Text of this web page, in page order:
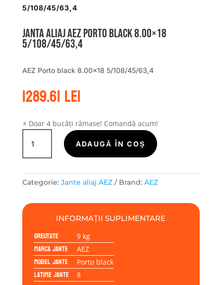
5/108/45/63,4
Janta aliaj AEZ Porto black 8.00×18
5/108/45/63,4
AEZ Porto black 8.00×18 5/108/45/63,4
1289.61lei
⚡ Doar 4 bucăți rămase! Comandă acum!
Cantitate
Janta
aliaj
Porto
8.00x18
5/108/45/63,4
ADAUGĂ ÎN COȘ
Categorie: Jante aliaj AEZ Brand: AEZ
INFORMAȚII SUPLIMENTARE
Greutate 9 kg
Marca jante AEZ
Model jante Porto black
Latime jante 8